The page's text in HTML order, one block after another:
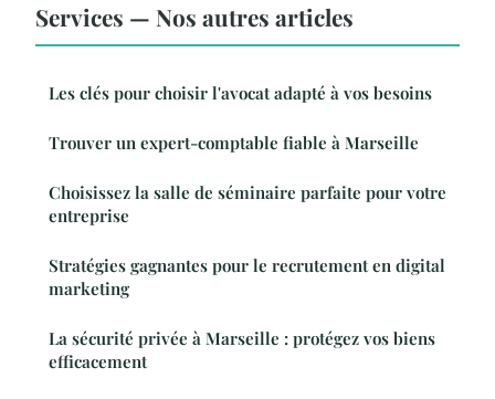
Services — Nos autres articles
Les clés pour choisir l'avocat adapté à vos besoins
Trouver un expert-comptable fiable à Marseille
Choisissez la salle de séminaire parfaite pour votre
entreprise
Stratégies gagnantes pour le recrutement en digital
marketing
La sécurité privée à Marseille : protégez vos biens
efficacement